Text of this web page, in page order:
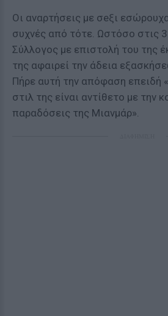
Οι αναρτήσεις με σeξι εσώρουχα
συχνές από τότε. Ωστόσο στις 3
Σύλλογος με επιστολή του της
της αφαιρεί την άδεια
Πήρε αυτή την απόφαση επειδή
στιλ της είναι αντίθετο με την
παραδόσεις της Μιανμάρ».